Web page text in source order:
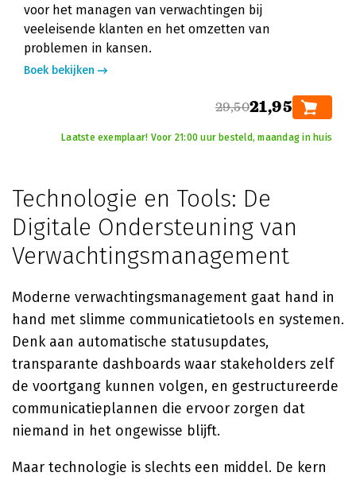
voor het managen van verwachtingen bij
veeleisende klanten en het omzetten van
problemen in kansen.
Boek bekijken
29,5021,95
Laatste exemplaar! Voor 21:00 uur besteld, maandag in huis
Technologie en Tools: De
Digitale Ondersteuning van
Verwachtingsmanagement
Moderne verwachtingsmanagement gaat hand in
hand met slimme communicatietools en systemen.
Denk aan automatische statusupdates,
transparante dashboards waar stakeholders zelf
de voortgang kunnen volgen, en gestructureerde
communicatieplannen die ervoor zorgen dat
niemand in het ongewisse blijft.
Maar technologie is slechts een middel. De kern